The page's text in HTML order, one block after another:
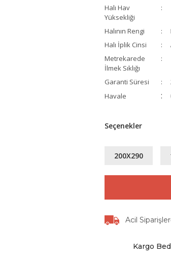
Halı Hav
Yüksekliği
Halının Rengi
Halı İplik Cinsi
Metrekarede
İlmek Sıklığı
Garanti Süresi
Havale
Seçenekler
200X290
Acil
Kargo